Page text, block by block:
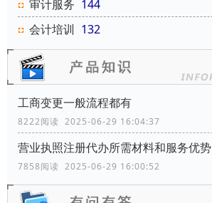
审计服务 144
会计培训 132
工商变更一般流程都有
8222阅读 2025-06-29 16:04:37
营业执照注册代办所需材料和服务优势
7858阅读 2025-06-29 16:00:52